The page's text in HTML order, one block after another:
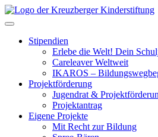
Skip
to
Toggle navigation
Stipendien
Erlebe die Welt! Dein
Careleaver Weltweit
IKAROS –
Projektförderung
Jugendrat &
Projektantrag
Eigene Projekte
Mit Recht zur Bildung